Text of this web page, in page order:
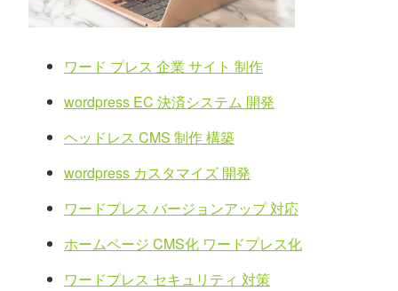
ワード プレス 企業 サイト 制作
wordpress EC 決済システム 開発
ヘッドレス CMS 制作 構築
wordpress カスタマイズ 開発
ワードプレス バージョンアップ 対応
ホームページ CMS化 ワードプレス化
ワードプレス セキュリティ 対策